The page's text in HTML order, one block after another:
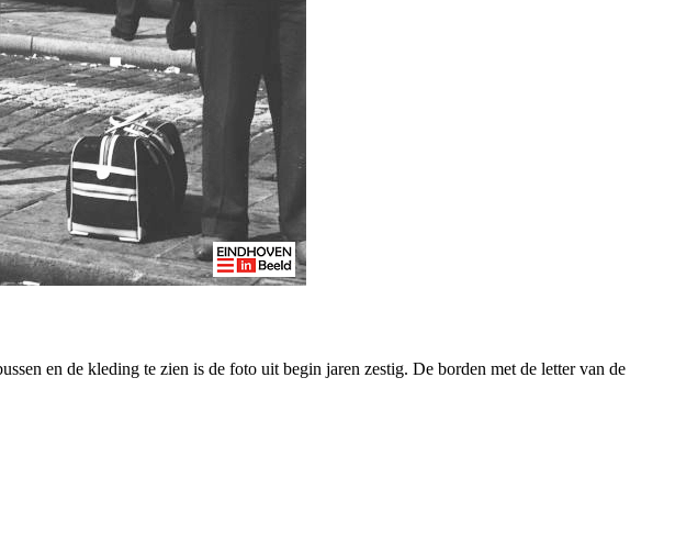
en de kleding te zien is de foto uit begin jaren zestig. De borden met de letter van de